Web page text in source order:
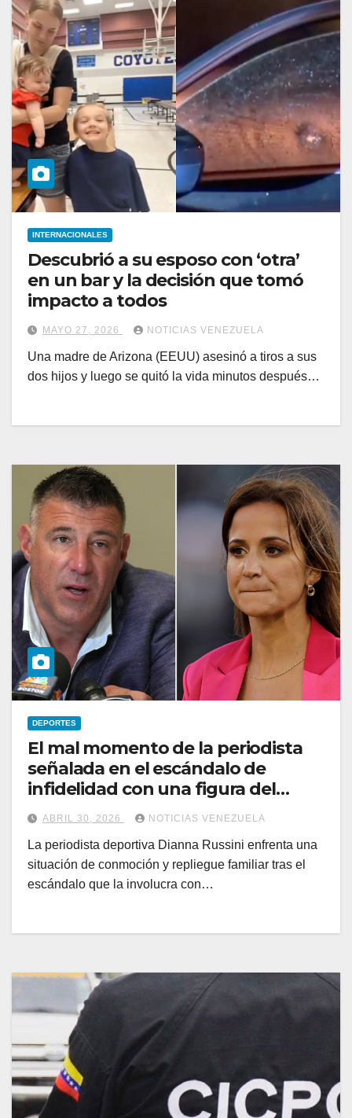
INTERNACIONALES
Descubrió a su esposo con ‘otra’
en un bar y la decisión que tomó
impacto a todos
MAYO 27, 2026 NOTICIAS VENEZUELA
Una madre de Arizona (EEUU) asesinó a tiros a sus
dos hijos y luego se quitó la vida minutos después…
DEPORTES
El mal momento de la periodista
señalada en el escándalo de
infidelidad con una figura del
deporte
ABRIL 30, 2026 NOTICIAS VENEZUELA
La periodista deportiva Dianna Russini enfrenta una
situación de conmoción y repliegue familiar tras el
escándalo que la involucra con…